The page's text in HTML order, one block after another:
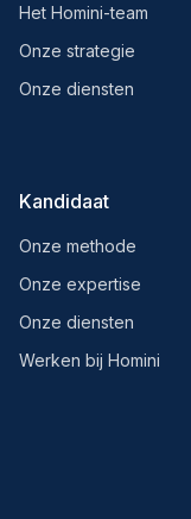
Het Homini-team
Onze strategie
Onze diensten
Kandidaat
Onze methode
Onze expertise
Onze diensten
Werken bij Homini